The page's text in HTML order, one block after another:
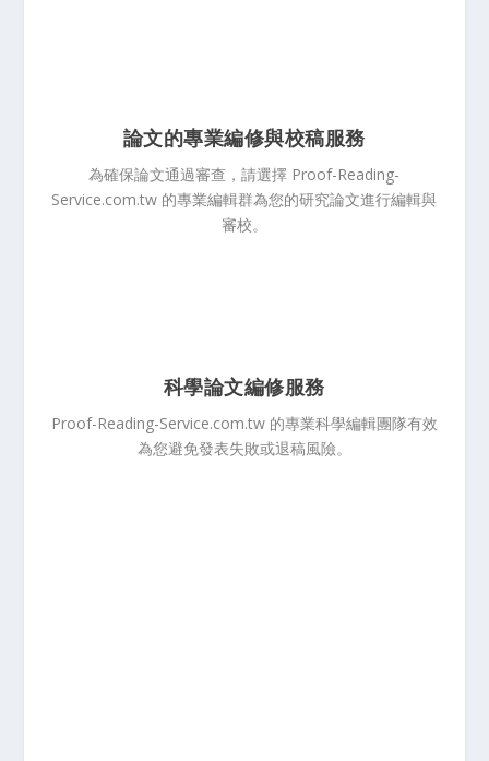
論文的專業編修與校稿服務
為確保論文通過審查，請選擇 Proof-Reading-
Service.com.tw 的專業編輯群為您的研究論文進行編輯與
審校。
科學論文編修服務
Proof-Reading-Service.com.tw 的專業科學編輯團隊有效
為您避免發表失敗或退稿風險。